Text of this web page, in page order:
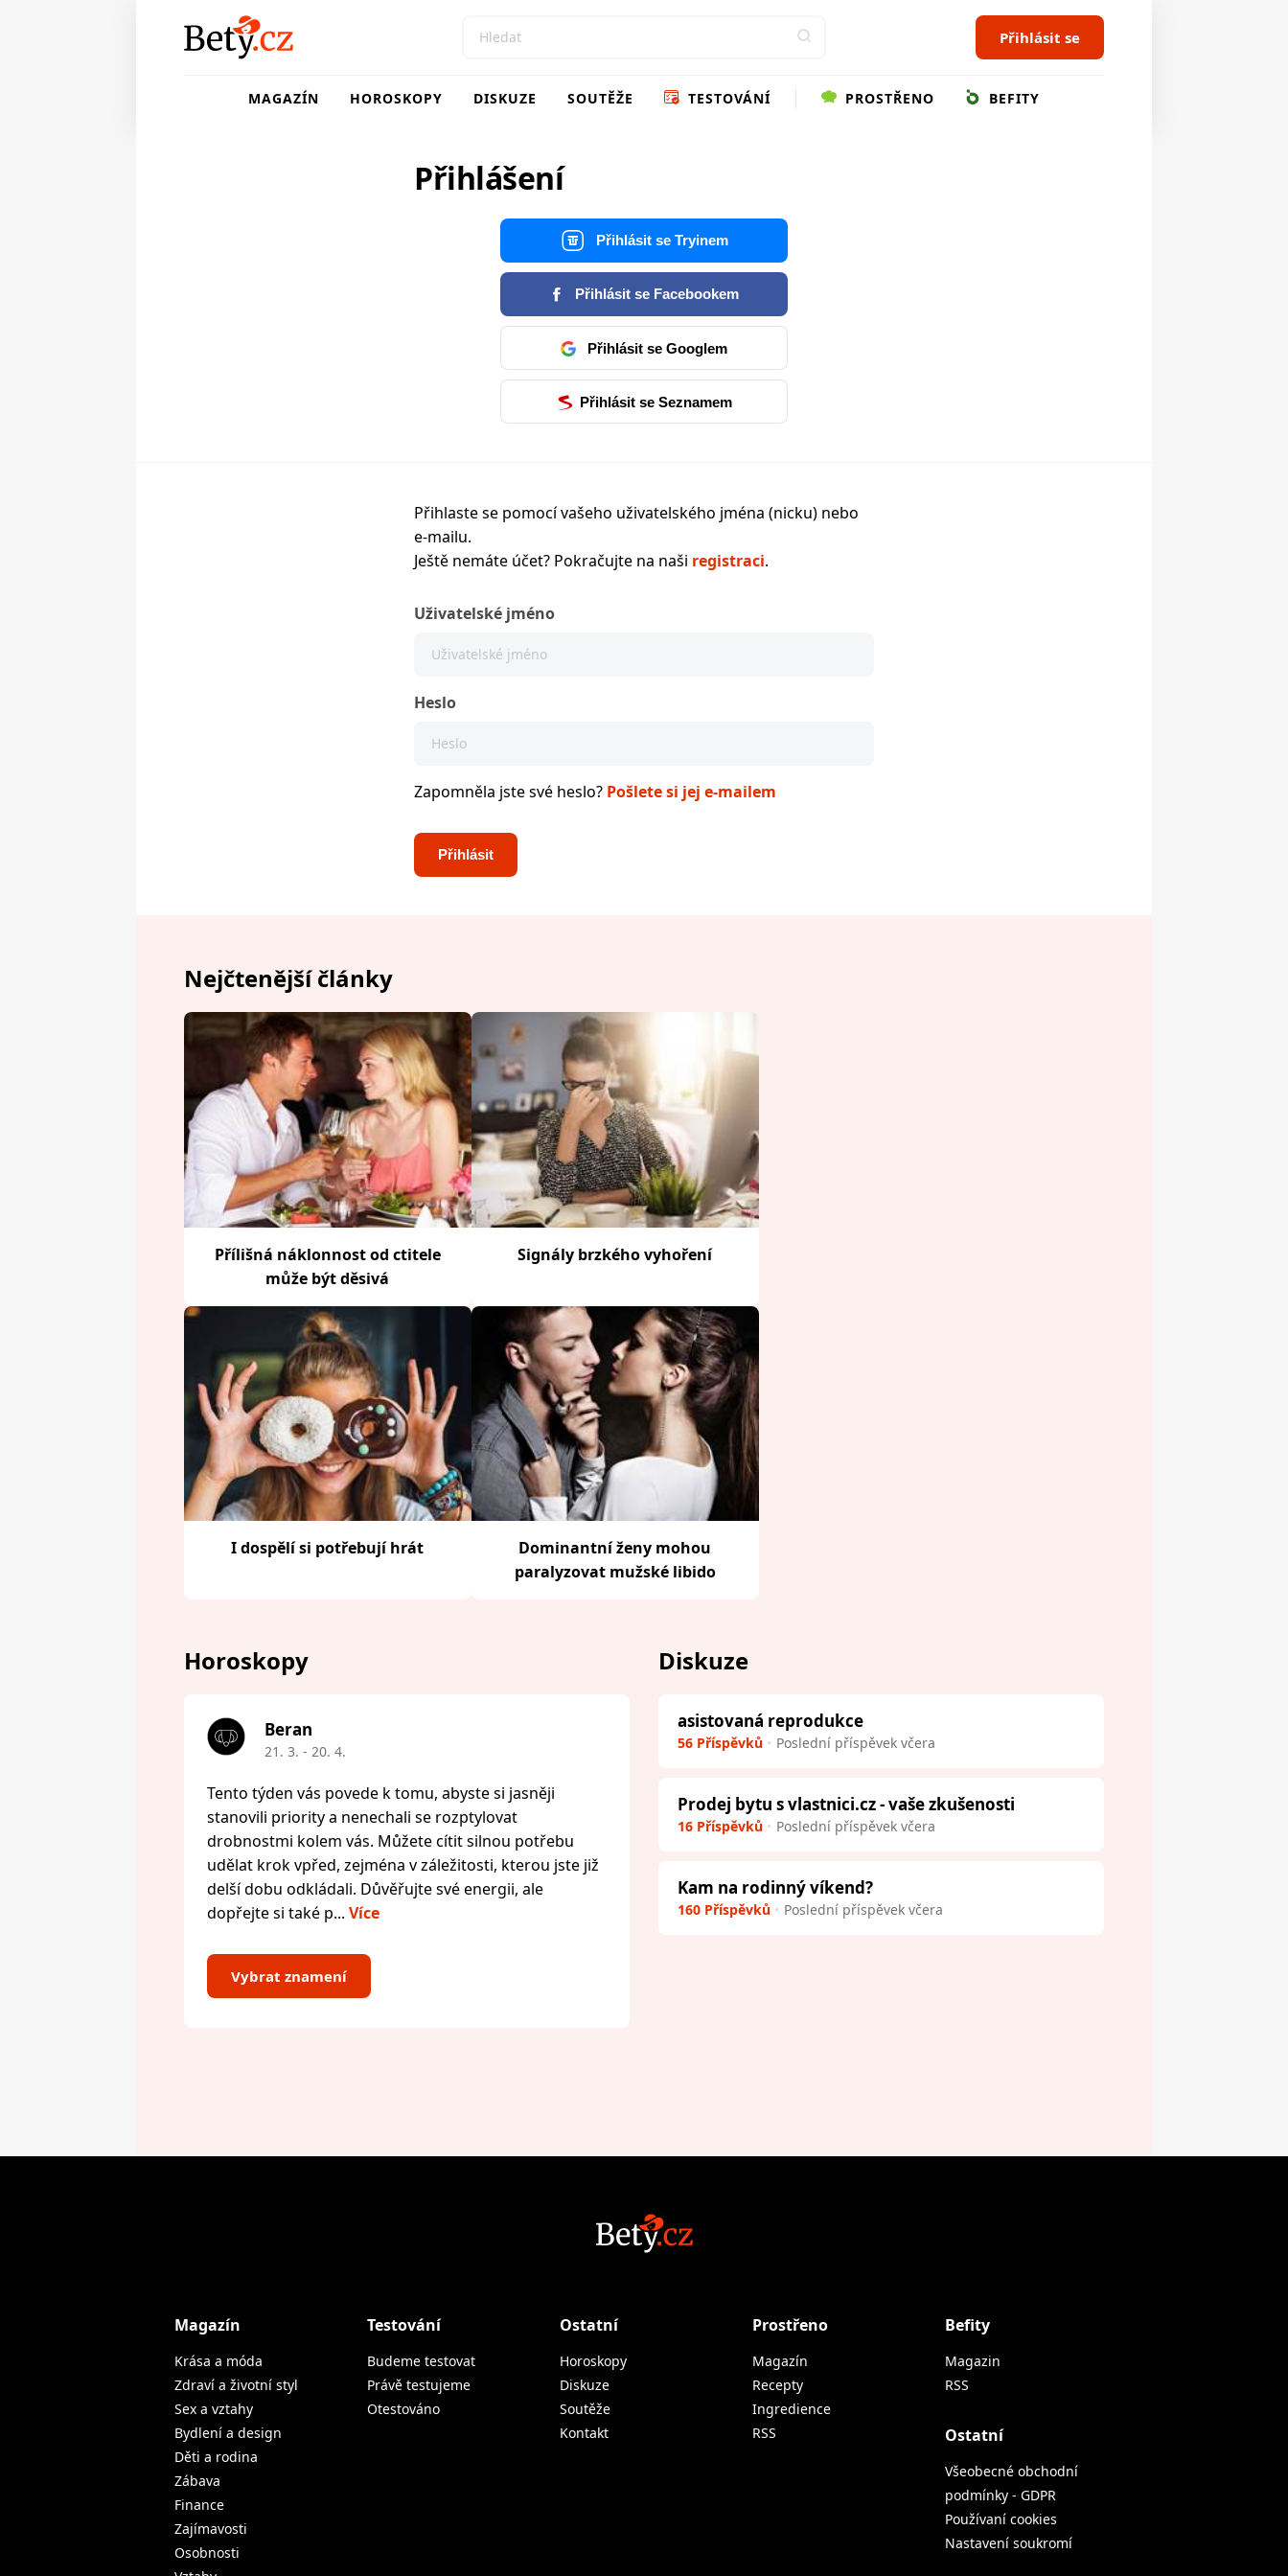
Přihlásit se
MAGAZÍN HOROSKOPY DISKUZE SOUTĚŽE TESTOVÁNÍ PROSTŘENO BEFITY
Přihlášení
Přihlásit se Tryinem
Přihlásit se Facebookem
Přihlásit se Googlem
Přihlásit se Seznamem
Přihlaste se pomocí vašeho uživatelského jména (nicku) nebo
e-mailu.
Ještě nemáte účet? Pokračujte na naši registraci.
Uživatelské jméno
Heslo
Zapomněla jste své heslo? Pošlete si jej e-mailem
Nejčtenější články
Přílišná náklonnost od ctitele
může být děsivá
Signály brzkého vyhoření
I dospělí si potřebují hrát
Dominantní ženy mohou
paralyzovat mužské libido
Horoskopy
Beran
21. 3. - 20. 4.
Tento týden vás povede k tomu, abyste si jasněji
stanovili priority a nenechali se rozptylovat
drobnostmi kolem vás. Můžete cítit silnou potřebu
udělat krok vpřed, zejména v záležitosti, kterou jste již
delší dobu odkládali. Důvěřujte své energii, ale
dopřejte si také p... Více
Vybrat znamení
Diskuze
asistovaná reprodukce
56 Příspěvků Poslední příspěvek včera
Prodej bytu s vlastnici.cz - vaše zkušenosti
16 Příspěvků Poslední příspěvek včera
Kam na rodinný víkend?
160 Příspěvků Poslední příspěvek včera
Magazín
Krása a móda
Zdraví a životní styl
Sex a vztahy
Bydlení a design
Děti a rodina
Zábava
Finance
Zajímavosti
Osobnosti
Testování
Budeme testovat
Právě testujeme
Otestováno
Ostatní
Horoskopy
Diskuze
Soutěže
Kontakt
Prostřeno
Magazín
Recepty
Ingredience
RSS
Befity
Magazin
RSS
Ostatní
Všeobecné obchodní
podmínky - GDPR
Používaní cookies
Nastavení soukromí